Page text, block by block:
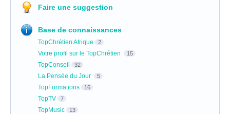
Faire une suggestion
Base de connaissances
TopChrétien Afrique 2
Votre profil sur le TopChrétien 15
TopConseil 32
La Pensée du Jour 5
TopFormations 16
TopTV 7
TopMusic 13